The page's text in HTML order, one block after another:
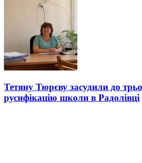
Тетяну Тюрєву засудили до
русифікацію школи в Радолівці